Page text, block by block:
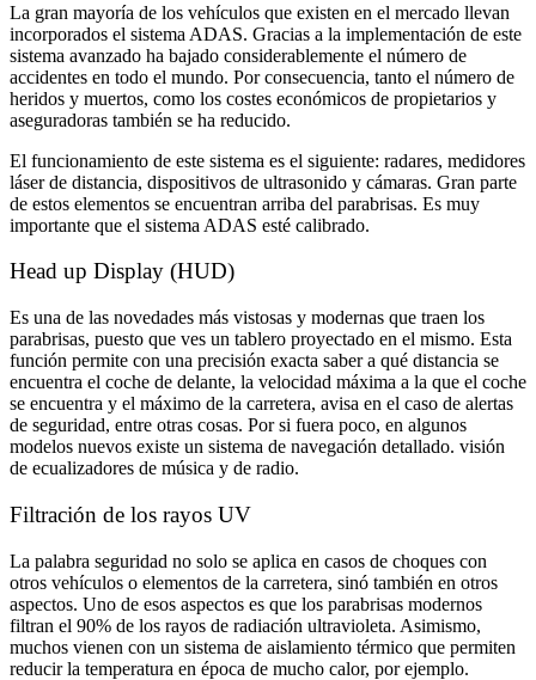
La gran mayoría de los vehículos que existen en el mercado llevan
incorporados el sistema ADAS. Gracias a la implementación de este
sistema avanzado ha bajado considerablemente el número de
accidentes en todo el mundo. Por consecuencia, tanto el número de
heridos y muertos, como los costes económicos de propietarios y
aseguradoras también se ha reducido.
El funcionamiento de este sistema es el siguiente: radares, medidores
láser de distancia, dispositivos de ultrasonido y cámaras. Gran parte
de estos elementos se encuentran arriba del parabrisas. Es muy
importante que el sistema ADAS esté calibrado.
Head up Display (HUD)
Es una de las novedades más vistosas y modernas que traen los
parabrisas, puesto que ves un tablero proyectado en el mismo. Esta
función permite con una precisión exacta saber a qué distancia se
encuentra el coche de delante, la velocidad máxima a la que el coche
se encuentra y el máximo de la carretera, avisa en el caso de alertas
de seguridad, entre otras cosas. Por si fuera poco, en algunos
modelos nuevos existe un sistema de navegación detallado. visión
de ecualizadores de música y de radio.
Filtración de los rayos UV
La palabra seguridad no solo se aplica en casos de choques con
otros vehículos o elementos de la carretera, sinó también en otros
aspectos. Uno de esos aspectos es que los parabrisas modernos
filtran el 90% de los rayos de radiación ultravioleta. Asimismo,
muchos vienen con un sistema de aislamiento térmico que permiten
reducir la temperatura en época de mucho calor, por ejemplo.